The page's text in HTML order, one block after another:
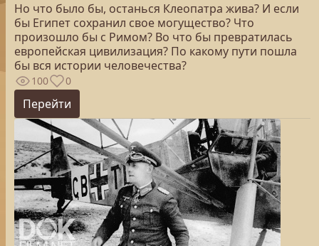
Но что было бы, останься Клеопатра жива? И если
бы Египет сохранил свое могущество? Что
произошло бы с Римом? Во что бы превратилась
европейская цивилизация? По какому пути пошла
бы вся истории человечества?
100 0
Перейти